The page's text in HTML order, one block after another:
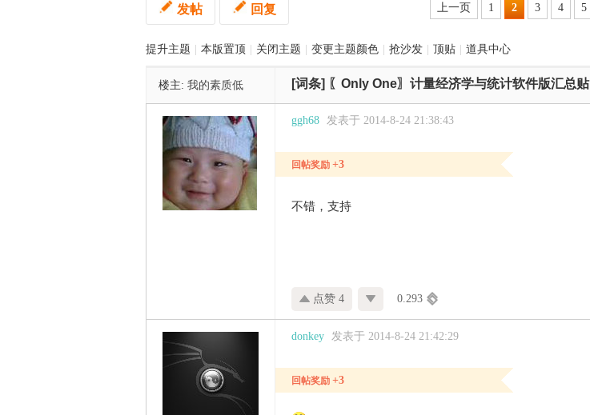
上一页 1 2 3 4 5
发帖 回复
提升主题 本版置顶 关闭主题 变更主题颜色 抢沙发 顶贴 道具中心
楼主: 我的素质低 [词条] 〖Only One〗计量经济学与统计软件版汇总贴
ggh68 发表于 2014-8-24 21:38:43
回帖奖励 +3
不错，支持
点赞 4 0.293
donkey 发表于 2014-8-24 21:42:29
回帖奖励 +3